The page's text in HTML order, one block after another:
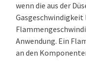
wenn die aus der
Anwendung. Ein
an den